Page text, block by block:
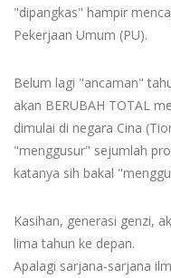
"dipangkas" hampir
Pekerjaan Umum (PU).
Belum lagi "ancaman"
akan BERUBAH TOTAL
dimulai di negara Cina
"menggusur" sejumlah
katanya sih bakal
Kasihan, generasi genzi,
lima tahun ke depan.
Apalagi sarjana-sarjana